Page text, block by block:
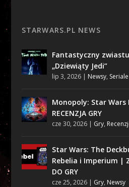
STARWARS.PL NEWS
Fantastyczny
„Dziewiąty Jedi”
lip 3, 2026| Newsy, Seriale
Monopoly: Star Wars
RECENZJA GRY
cze 30, 2026| Gry,
Star Wars: The
Rebelia i Imperium |
DO GRY
cze 25, 2026| Gry, Newsy